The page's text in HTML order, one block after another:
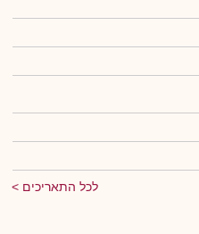
לכל התאריכים